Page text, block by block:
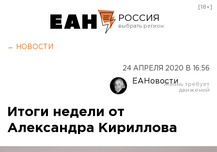
РОССИЯ
Оренбург
[18+]
← НОВОСТИ
24 АПРЕЛЯ 2020 В 16:56
ЕАНовости
Итоги недели от
Александра Кириллова